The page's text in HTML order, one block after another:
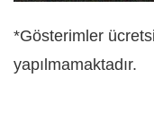
*Gösterimler
yapılmamaktadır.